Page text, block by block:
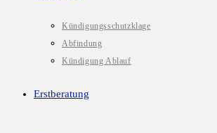
Kündigungsschutzklage
Abfindung
Kündigung Ablauf
Erstberatung